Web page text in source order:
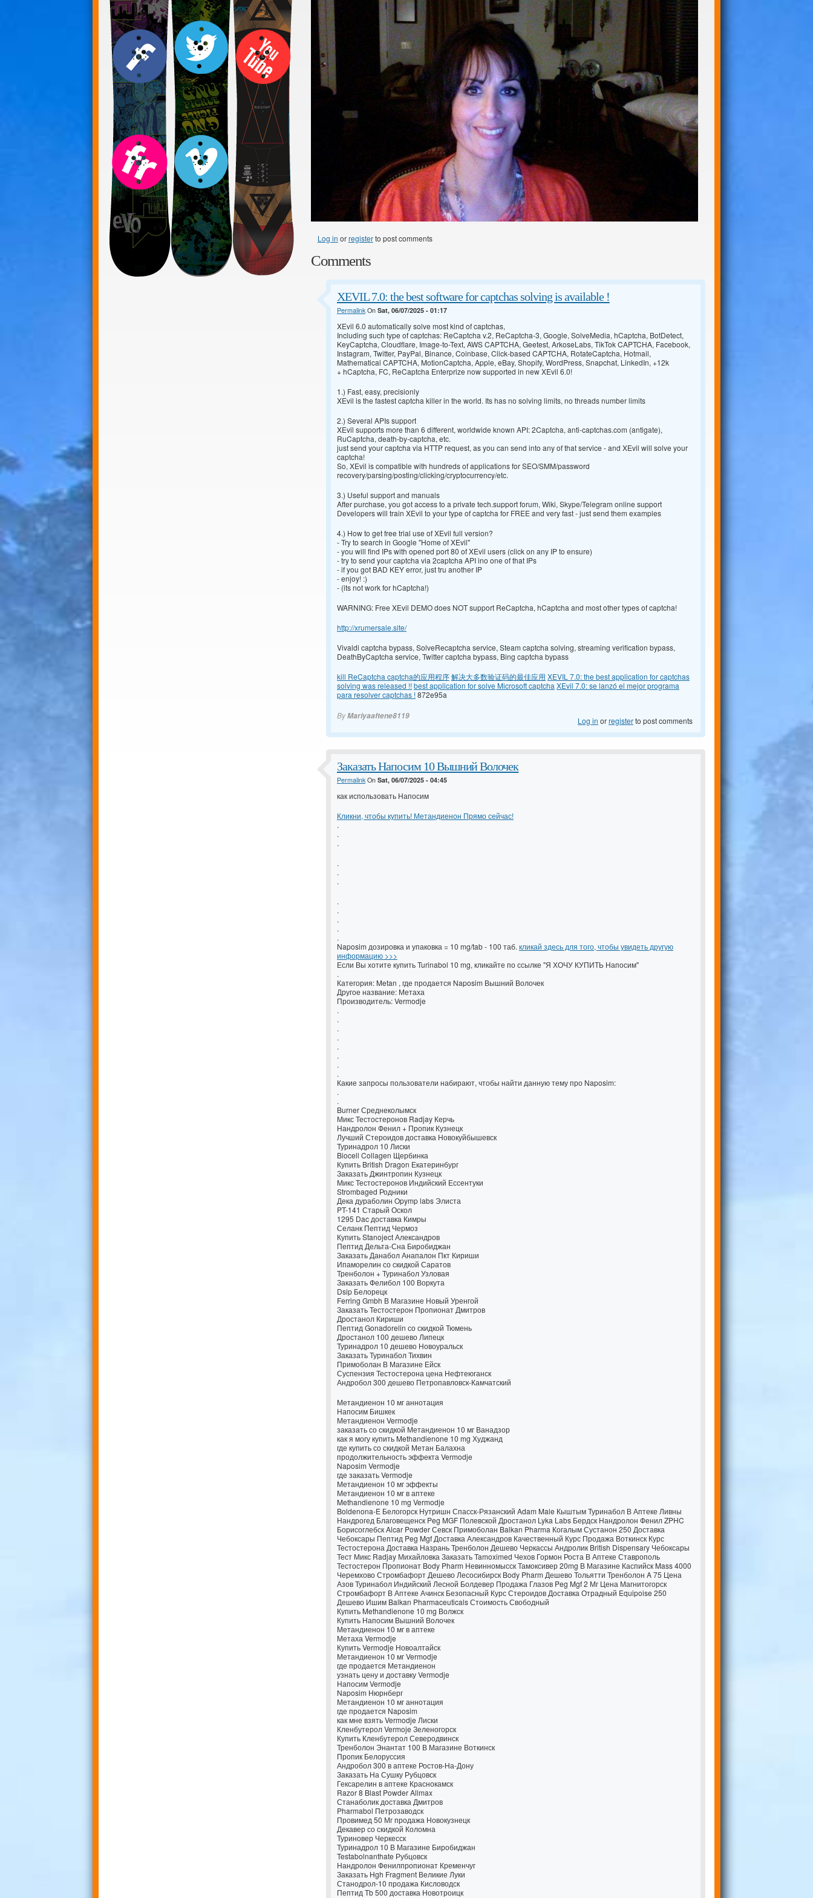
Log in orregisterto post comments
Comments
XEVIL 7.0: the best software for captchas solving is available !
PermalinkOn Sat, 06/07/2025 - 01:17
XEvil 6.0 automatically solve most kind of captchas,
Including such type of captchas: ReCaptcha v.2, ReCaptcha-3, Google, SolveMedia, hCaptcha, BotDetect,
KeyCaptcha, Cloudflare, Image-to-Text, AWS CAPTCHA, Geetest, ArkoseLabs, TikTok CAPTCHA, Facebook,
Instagram, Twitter, PayPal, Binance, Coinbase, Click-based CAPTCHA, RotateCaptcha, Hotmail,
Mathematical CAPTCHA, MotionCaptcha, Apple, eBay, Shopify, WordPress, Snapchat, LinkedIn, +12k
+ hCaptcha, FC, ReCaptcha Enterprize now supported in new XEvil 6.0!
1.) Fast, easy, precisionly
XEvil is the fastest captcha killer in the world. Its has no solving limits, no threads number limits
2.) Several APIs support
XEvil supports more than 6 different, worldwide known API: 2Captcha, anti-captchas.com (antigate),
RuCaptcha, death-by-captcha, etc.
just send your captcha via HTTP request, as you can send into any of that service - and XEvil will solve your
captcha!
So, XEvil is compatible with hundreds of applications for SEO/SMM/password
recovery/parsing/posting/clicking/cryptocurrency/etc.
3.) Useful support and manuals
After purchase, you got access to a private tech.support forum, Wiki, Skype/Telegram online support
Developers will train XEvil to your type of captcha for FREE and very fast - just send them examples
4.) How to get free trial use of XEvil full version?
- Try to search in Google "Home of XEvil"
- you will find IPs with opened port 80 of XEvil users (click on any IP to ensure)
- try to send your captcha via 2captcha API ino one of that IPs
- if you got BAD KEY error, just tru another IP
- enjoy! :)
- (its not work for hCaptcha!)
WARNING: Free XEvil DEMO does NOT support ReCaptcha, hCaptcha and most other types of captcha!
http://xrumersale.site/
Vivaldi captcha bypass, SolveRecaptcha service, Steam captcha solving, streaming verification bypass,
DeathByCaptcha service, Twitter captcha bypass, Bing captcha bypass
kill ReCaptcha captcha的应用程序解决大多数验证码的最佳应用 XEVIL 7.0: the best application for captchas
solving was released !!best application for solve Microsoft captcha XEvil 7.0: se lanzó el mejor programa
para resolver captchas !872e95a
ByMariyaaftene8119 Log in orregisterto post comments
Заказать Напосим 10 Вышний Волочек
PermalinkOn Sat, 06/07/2025 - 04:45
как использовать Напосим
Кликни, чтобы купить! Метандиенон Прямо сейчас!
.
.
.
.
.
.
.
.
.
.
.
Naposim дозировка и упаковка = 10 mg/tab - 100 таб. кликай здесь для того, чтобы увидеть другую
информацию >>>
Если Вы хотите купить Turinabol 10 mg, кликайте по ссылке "Я ХОЧУ КУПИТЬ Напосим"
.
Категория: Metan , где продается Naposim Вышний Волочек
Другое название: Метаха
Производитель: Vermodje
.
.
.
.
.
.
.
.
Какие запросы пользователи набирают, чтобы найти данную тему про Naposim:
.
.
Burner Среднеколымск
Микс Тестостеронов Radjay Керчь
Нандролон Фенил + Пропик Кузнецк
Лучший Стероидов доставка Новокуйбышевск
Туринадрол 10 Лиски
Biocell Collagen Щербинка
Купить British Dragon Екатеринбург
Заказать Джинтропин Кузнецк
Микс Тестостеронов Индийский Ессентуки
Strombaged Родники
Дека дураболин Opymp labs Элиста
PT-141 Старый Оскол
1295 Dac доставка Кимры
Селанк Пептид Чермоз
Купить Stanoject Александров
Пептид Дельта-Сна Биробиджан
Заказать Данабол Анапалон Пкт Кириши
Ипаморелин со скидкой Саратов
Тренболон + Туринабол Узловая
Заказать Фелибол 100 Воркута
Dsip Белорецк
Ferring Gmbh В Магазине Новый Уренгой
Заказать Тестостерон Пропионат Дмитров
Дростанол Кириши
Пептид Gonadorelin со скидкой Тюмень
Дростанол 100 дешево Липецк
Туринадрол 10 дешево Новоуральск
Заказать Туринабол Тихвин
Примоболан В Магазине Ейск
Суспензия Тестостерона цена Нефтеюганск
Андробол 300 дешево Петропавловск-Камчатский
Метандиенон 10 мг аннотация
Напосим Бишкек
Метандиенон Vermodje
заказать со скидкой Метандиенон 10 мг Ванадзор
как я могу купить Methandienone 10 mg Худжанд
где купить со скидкой Метан Балахна
продолжительность эффекта Vermodje
Naposim Vermodje
где заказать Vermodje
Метандиенон 10 мг эффекты
Метандиенон 10 мг в аптеке
Methandienone 10 mg Vermodje
Boldenona-E Белогорск Нутришн Спасск-Рязанский Adam Male Кыштым Туринабол В Аптеке Ливны
Нандрогед Благовещенск Peg MGF Полевской Дростанол Lyka Labs Бердск Нандролон Фенил ZPHC
БорисоглебскAlcar Powder Севск Примоболан Balkan Pharma Когалым Сустанон 250 Доставка
Чебоксары Пептид Peg Mgf Доставка Александров Качественный Курс Продажа Воткинск Курс
Тестостерона Доставка Назрань Тренболон Дешево Черкассы Андролик British Dispensary Чебоксары
Тест Микс Radjay Михайловка Заказать Tamoximed Чехов Гормон Роста В Аптеке Ставрополь
Тестостерон Пропионат Body Pharm Невинномысск Тамоксивер 20mg В Магазине Каспийск Mass 4000
Черемхово Стромбафорт Дешево Лесосибирск Body Pharm Дешево Тольятти Тренболон A 75 Цена
Азов Туринабол Индийский Лесной Болдевер Продажа Глазов Peg Mgf 2 Мг Цена Магнитогорск
Стромбафорт В Аптеке Ачинск Безопасный Курс Стероидов Доставка Отрадный Equipoise 250
Дешево Ишим Balkan Pharmaceuticals Стоимость Свободный
Купить Methandienone 10 mg Волжск
Купить Напосим Вышний Волочек
Метандиенон 10 мг в аптеке
Метаха Vermodje
Купить Vermodje Новоалтайск
Метандиенон 10 мг Vermodje
где продается Метандиенон
узнать цену и доставку Vermodje
Напосим Vermodje
Naposim Нюрнберг
Метандиенон 10 мг аннотация
где продается Naposim
как мне взять Vermodje Лиски
Кленбутерол Vermoje Зеленогорск
Купить Кленбутерол Северодвинск
Тренболон Энантат 100 В Магазине Воткинск
Пропик Белоруссия
Андробол 300 в аптеке Ростов-На-Дону
Заказать На Сушку Рубцовск
Гексарелин в аптеке Краснокамск
Razor 8 Blast Powder Allmax
Станаболик доставка Дмитров
Pharmabol Петрозаводск
Провимед 50 Мг продажа Новокузнецк
Декавер со скидкой Коломна
Туриновер Черкесск
Туринадрол 10 В Магазине Биробиджан
Testabolnanthate Рубцовск
Нандролон Фенилпропионат Кременчуг
Заказать Hgh Fragment Великие Луки
Станодрол-10 продажа Кисловодск
Пептид Tb 500 доставка Новотроицк